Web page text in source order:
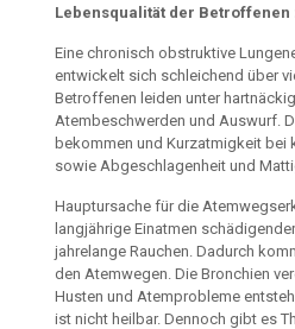
Lebensqualität der
Eine chronisch obstruktive
entwickelt sich schleichend über
Betroffenen leiden unter
Atembeschwerden und Auswurf.
bekommen und Kurzatmigkeit bei
sowie Abgeschlagenheitund
Hauptursache für die
langjährige Einatmen
jahrelange Rauchen. Dadurch
den Atemwegen. Die Bronchien
Husten und Atemprobleme
ist nicht heilbar. Dennoch gibt es